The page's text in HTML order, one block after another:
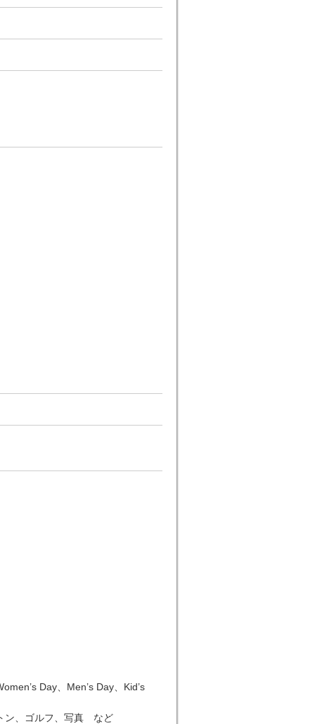
Day、Men’s Day、Kid’s
ン、ゴルフ、写真 など